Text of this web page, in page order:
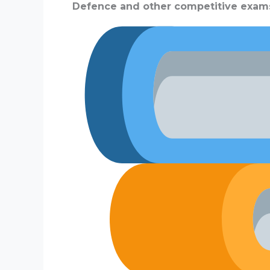
Defence and other competitive